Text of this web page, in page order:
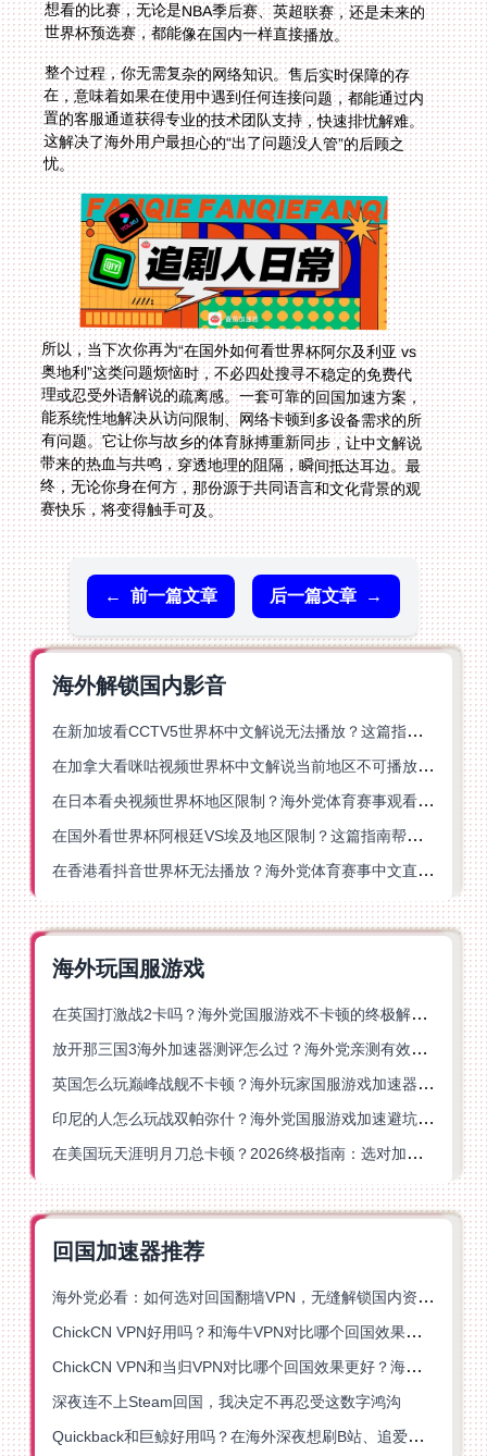
世界杯预选赛，都能像在国内一样直接播放。
整个过程，你无需复杂的网络知识。售后实时保障的存
在，意味着如果在使用中遇到任何连接问题，都能通过内
置的客服通道获得专业的技术团队支持，快速排忧解难。
这解决了海外用户最担心的“出了问题没人管”的后顾之
忧。
所以，当下次你再为“在国外如何看世界杯阿尔及利亚 vs
奥地利”这类问题烦恼时，不必四处搜寻不稳定的免费代
理或忍受外语解说的疏离感。一套可靠的回国加速方案，
能系统性地解决从访问限制、网络卡顿到多设备需求的所
有问题。它让你与故乡的体育脉搏重新同步，让中文解说
带来的热血与共鸣，穿透地理的阻隔，瞬间抵达耳边。最
终，无论你身在何方，那份源于共同语言和文化背景的观
赛快乐，将变得触手可及。
← 前一篇文章 后一篇文章 →
海外解锁国内影音
在新加坡看CCTV5世界杯中文解说无法播放？这篇指南帮你解锁海外体育直播自由
在加拿大看咪咕视频世界杯中文解说当前地区不可播放？这篇指南帮你一键解决
在日本看央视频世界杯地区限制？海外党体育赛事观看终极指南
在国外看世界杯阿根廷VS埃及地区限制？这篇指南帮你搞定中文直播+解说
在香港看抖音世界杯无法播放？海外党体育赛事中文直播终极指南
海外玩国服游戏
在英国打激战2卡吗？海外党国服游戏不卡顿的终极解决方案
放开那三国3海外加速器测评怎么过？海外党亲测有效的国服游戏加速指南
英国怎么玩巅峰战舰不卡顿？海外玩家国服游戏加速器终极指南
印尼的人怎么玩战双帕弥什？海外党国服游戏加速避坑指南
在美国玩天涯明月刀总卡顿？2026终极指南：选对加速器让你丝滑连招
回国加速器推荐
海外党必看：如何选对回国翻墙VPN，无缝解锁国内资源？
ChickCN VPN好用吗？和海牛VPN对比哪个回国效果更好？
ChickCN VPN和当归VPN对比哪个回国效果更好？海外党亲测后选了它
深夜连不上Steam回国，我决定不再忍受这数字鸿沟
Quickback和巨鲸好用吗？在海外深夜想刷B站、追爱奇艺的你，或许正需要这份答案